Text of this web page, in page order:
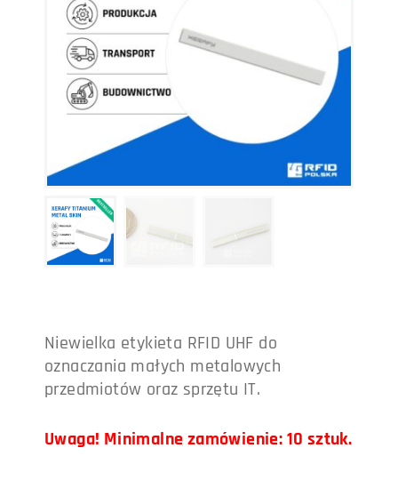
Niewielka etykieta RFID UHF do
oznaczania małych metalowych
przedmiotów oraz sprzętu IT.
Uwaga! Minimalne zamówienie: 10 sztuk.